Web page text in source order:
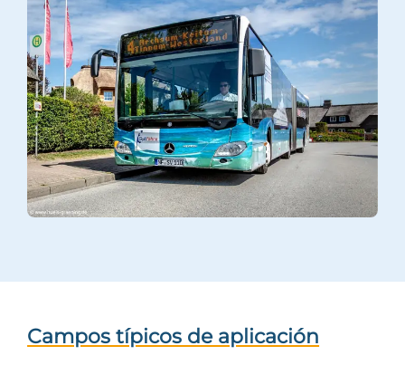
Campos típicos de aplicación